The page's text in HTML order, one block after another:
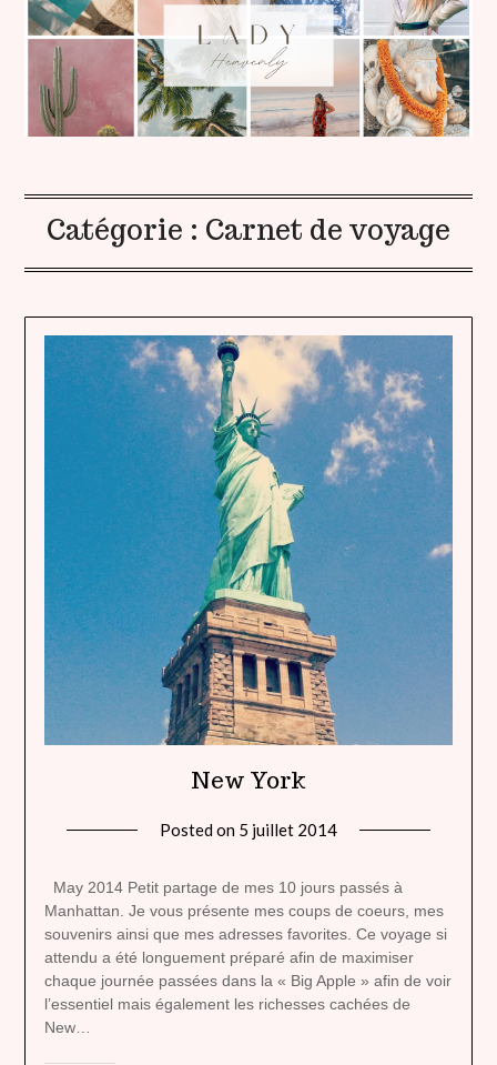
Catégorie : Carnet de voyage
New York
Posted on 5 juillet 2014
heavenly
May 2014 Petit partage de mes 10 jours passés à
Manhattan. Je vous présente mes coups de coeurs, mes
souvenirs ainsi que mes adresses favorites. Ce voyage si
attendu a été longuement préparé afin de maximiser
chaque journée passées dans la « Big Apple » afin de voir
l’essentiel mais également les richesses cachées de
New…